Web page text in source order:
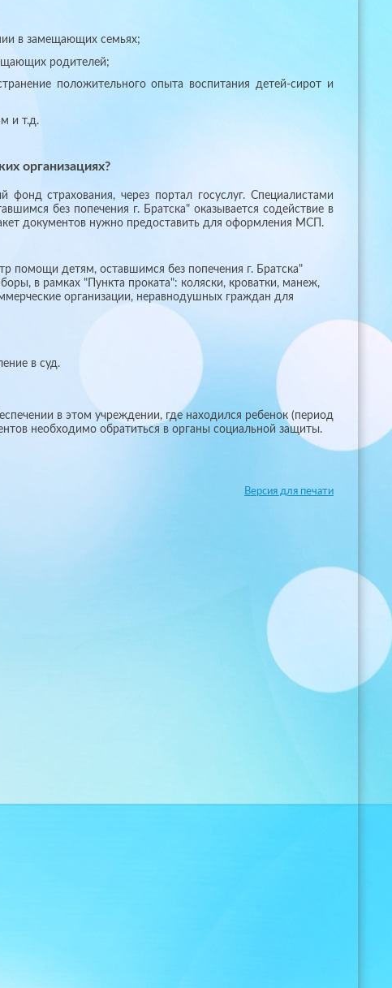
в замещающих семьях;
родителей;
положительного опыта воспитания детей-сирот и
и т.д.
организациях?
страхования, через портал госуслуг. Специалистами
без попечения г. Братска" оказывается содействие в
документов нужно предоставить для оформления МСП.
детям, оставшимся без попечения г. Братска"
в рамках "Пункта проката": коляски, кроватки, манеж,
организации, неравнодушных граждан для
в суд.
в этом учреждении, где находился ребенок (период
необходимо обратиться в органы социальной защиты.
Версия для печати